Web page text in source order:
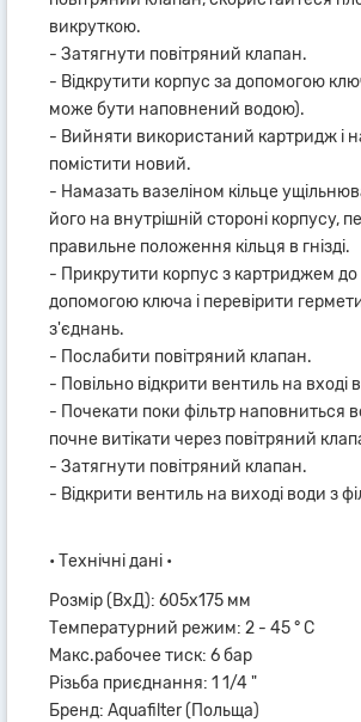
викруткою.
- Затягнути повітряний клапан.
- Відкрутити корпус за допомогою
може бути наповнений водою).
- Вийняти використаний картридж і
помістити новий.
- Намазать вазеліном кільце
його на внутрішній стороні корпусу,
правильне положення кільця в гнізді.
- Прикрутити корпус з картриджем
допомогою ключа і перевірити
з'єднань.
- Послабити повітряний клапан.
- Повільно відкрити вентиль на вході
- Почекати поки фільтр наповниться
почне витікати через повітряний
- Затягнути повітряний клапан.
- Відкрити вентиль на виході води з
• Технічні дані •
Розмір (ВхД): 605х175 мм
Температурний режим: 2 - 45 ° C
Макс.рабочее тиск: 6 бар
Різьба приєднання: 1 1/4 "
Бренд: Aquafilter (Польща)